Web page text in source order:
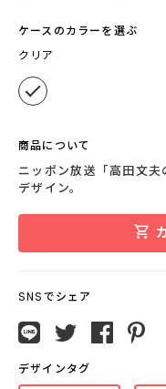
ケースのカラーを選ぶ
クリア
商品について
ニッポン放送「高田文
デザイン。
SNSでシェア
デザインタグ